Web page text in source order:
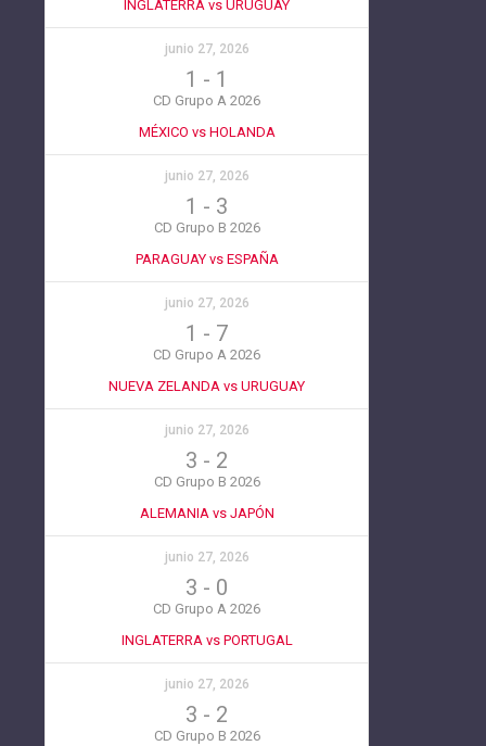
INGLATERRA vs URUGUAY
junio 27, 2026
1 - 1
CD Grupo A 2026
MÉXICO vs HOLANDA
junio 27, 2026
1 - 3
CD Grupo B 2026
PARAGUAY vs ESPAÑA
junio 27, 2026
1 - 7
CD Grupo A 2026
NUEVA ZELANDA vs URUGUAY
junio 27, 2026
3 - 2
CD Grupo B 2026
ALEMANIA vs JAPÓN
junio 27, 2026
3 - 0
CD Grupo A 2026
INGLATERRA vs PORTUGAL
junio 27, 2026
3 - 2
CD Grupo B 2026